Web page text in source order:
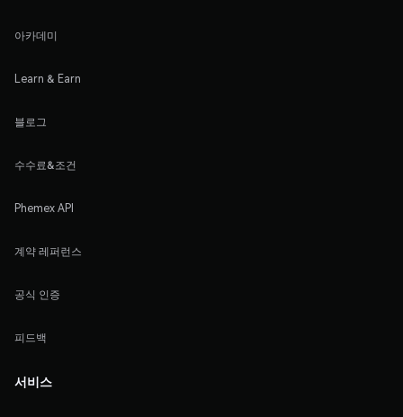
아카데미
Learn & Earn
블로그
수수료&조건
Phemex API
계약 레퍼런스
공식 인증
피드백
서비스